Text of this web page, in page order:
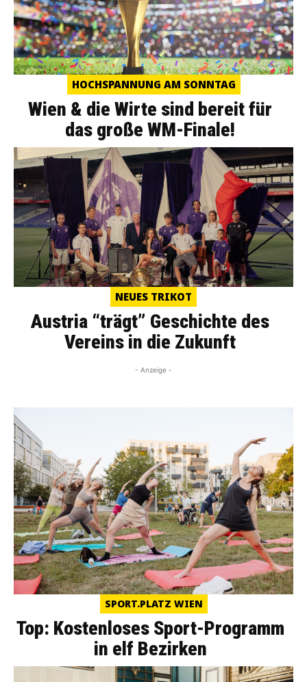
HOCHSPANNUNG AM SONNTAG
Wien & die Wirte sind bereit für
das große WM-Finale!
NEUES TRIKOT
Austria “trägt” Geschichte des
Vereins in die Zukunft
- Anzeige -
SPORT.PLATZ WIEN
Top: Kostenloses Sport-Programm
in elf Bezirken